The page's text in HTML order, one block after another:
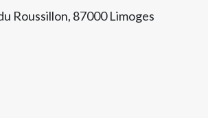
Roussillon, 87000 Limoges